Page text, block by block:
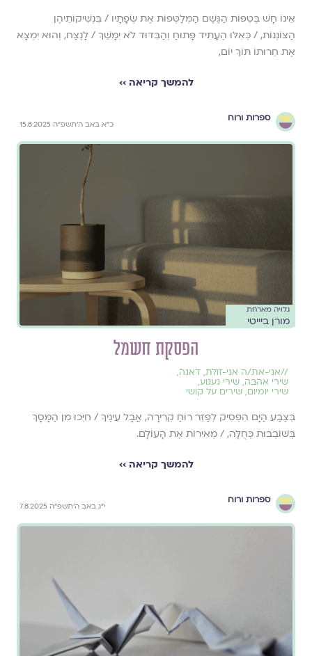
אֵינוֹ חָשׁ בְּטִפּוֹת הַגֶּשֶׁם הַמְּלַטְּפוֹת אֶת שְׂפָתָיו / בִּנְשִׁיקוֹתֵיהֶן
הַצּוֹנְנוֹת, / כְּאִלּוּ הֶעָתִיד פָּתוּחַ וְהַבִּדּוּד לֹא יִמָּשֵׁךְ / לָנֶצַח, וְהוּא יִמְצָא
אֶת חֵרוּתוֹ תּוֹךְ יוֹם,
להמשך קריאה ››
ספרות ורוח
כ״א באב ה׳תשפ״ה 15.8.2025
גלויה מארחת
מורן ביייטי
הפסקת חשמל
//אני-את/ה אני-זולת, דאגה,
שירי אהבה, שירי געגוע,
שירי יומיום, שירים על קושי
בְּצֶבַע הַיָּם הִפְסִיק לְפַזֵּר רוּחַ קְרִירָה, אֲבָל עֵינֶיךָ / חִיְּכוּ מִן הַמָּסָךְ
בְּשׁוֹבְבוּת כְּחֻלָּה, / מְאִירוֹת אֶת הָעוֹלָם.
להמשך קריאה ››
ספרות ורוח
י״ג באב ה׳תשפ״ה 7.8.2025